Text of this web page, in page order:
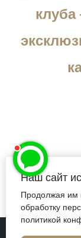
Наш сайт
Продолжая им
обработку
политикой